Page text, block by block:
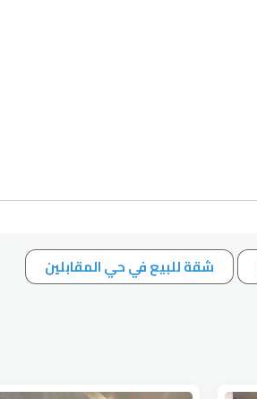
شقة للبيع في حي المقابلين